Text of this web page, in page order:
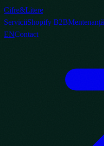
Cifre&Litere
ServiciiShopify B2BMentenanță
ENContact